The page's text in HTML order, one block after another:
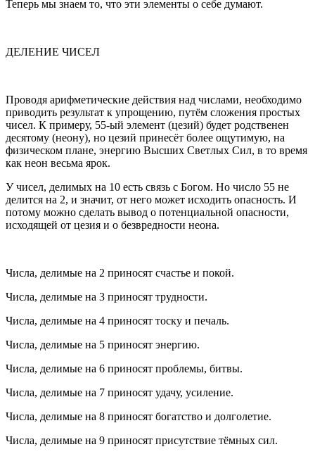
Теперь мы знаем то, что эти элементы о себе думают.
ДЕЛЕНИЕ ЧИСЕЛ
Проводя арифметические действия над числами, необходимо
приводить результат к упрощению, путём сложения простых
чисел. К примеру, 55-ый элемент (цезий) будет родственен
десятому (неону), но цезий принесёт более ощутимую, на
физическом плане, энергию Высших Светлых Сил, в то время
как неон весьма ярок.
У чисел, делимых на 10 есть связь с Богом. Но число 55 не
делится на 2, и значит, от него может исходить опасность. И
потому можно сделать вывод о потенциальной опасности,
исходящей от цезия и о безвредности неона.
Числа, делимые на 2 приносят счастье и покой.
Числа, делимые на 3 приносят трудности.
Числа, делимые на 4 приносят тоску и печаль.
Числа, делимые на 5 приносят энергию.
Числа, делимые на 6 приносят проблемы, битвы.
Числа, делимые на 7 приносят удачу, усиление.
Числа, делимые на 8 приносят богатство и долголетие.
Числа, делимые на 9 приносят присутствие тёмных сил.